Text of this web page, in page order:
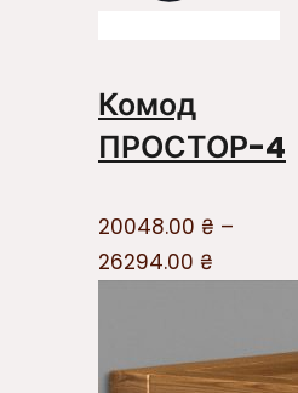
Комод
ПРОСТОР-4
20048.00 ₴ –
26294.00 ₴